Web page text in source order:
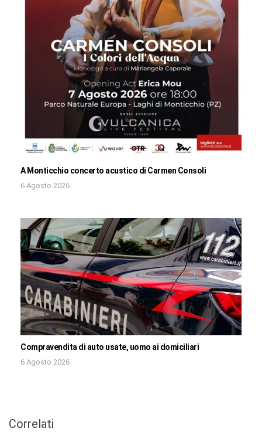
A Monticchio concerto acustico di Carmen Consoli
6 Agosto 2026
Compravendita di auto usate, uomo ai domiciliari
6 Agosto 2026
Correlati